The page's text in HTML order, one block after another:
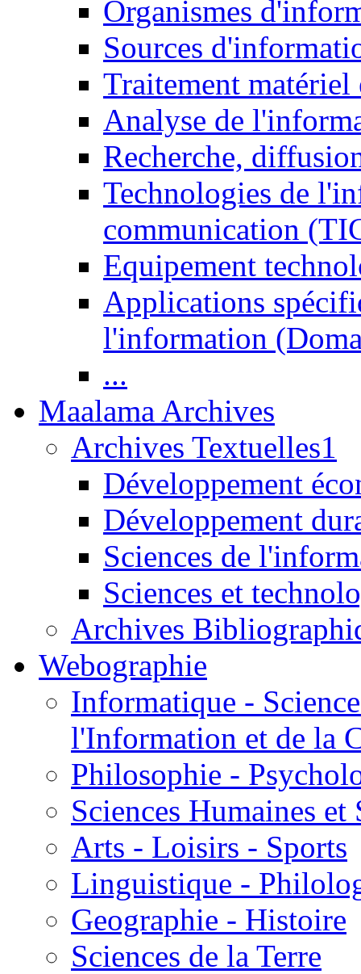
Organismes
Sources
Traitement matériel
Analyse de
Recherche,
Technologies de
communication
Equipement
Applications
l'information
...
Maalama Archives
Archives Textuelles1
Développement
Développement
Sciences de
Sciences et
Archives
Webographie
Informatique -
l'Information et de la
Philosophie -
Sciences Humaines et
Arts - Loisirs - Sports
Linguistique -
Geographie - Histoire
Sciences de la Terre